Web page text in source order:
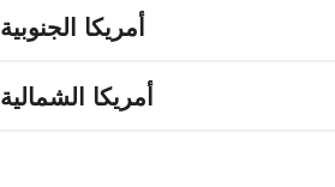
أمريكا الجنوبية
أمريكا الشمالية